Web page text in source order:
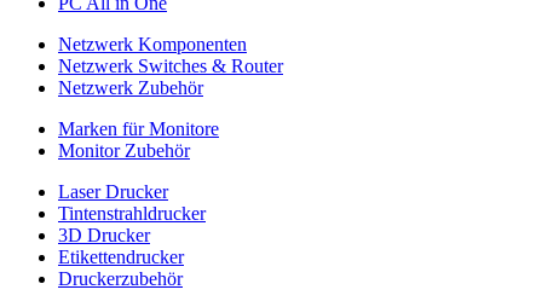
Netzwerk Komponenten
Netzwerk Switches & Router
Netzwerk Zubehör
Marken für Monitore
Monitor Zubehör
Laser Drucker
Tintenstrahldrucker
3D Drucker
Etikettendrucker
Druckerzubehör